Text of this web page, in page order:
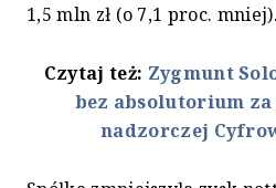
1,5 mln zł (o 7,1 proc. mniej).
Czytaj też: Zygmunt
bez absolutorium
nadzorczej